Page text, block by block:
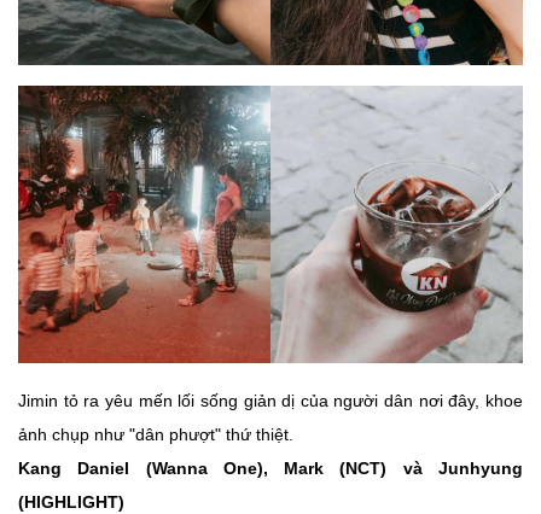
Jimin tỏ ra yêu mến lối sống giản dị của người dân nơi đây, khoe
ảnh chụp như "dân phượt" thứ thiệt.
Kang Daniel (Wanna One), Mark (NCT) và Junhyung
(HIGHLIGHT)